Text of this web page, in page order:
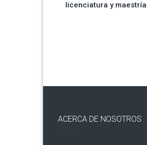
licenciatura y
ACERCA DE NOSOTROS